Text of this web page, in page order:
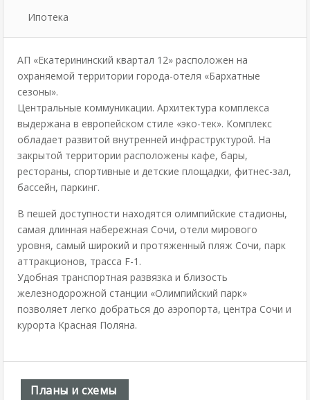
Ипотека
АП «Екатерининский квартал 12» расположен на
охраняемой территории города-отеля «Бархатные
сезоны».
Центральные коммуникации. Архитектура комплекса
выдержана в европейском стиле «эко-тек». Комплекс
обладает развитой внутренней инфраструктурой. На
закрытой территории расположены кафе, бары,
рестораны, спортивные и детские площадки, фитнес-зал,
бассейн, паркинг.
В пешей доступности находятся олимпийские стадионы,
самая длинная набережная Сочи, отели мирового
уровня, самый широкий и протяженный пляж Сочи, парк
аттракционов, трасса F-1.
Удобная транспортная развязка и близость
железнодорожной станции «Олимпийский парк»
позволяет легко добраться до аэропорта, центра Сочи и
курорта Красная Поляна.
Планы и схемы